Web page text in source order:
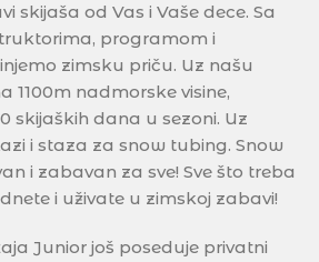
skijaša od Vas i Vaše dece. Sa
programom i
zimsku priču. Uz našu
1100m nadmorske visine,
skijaških dana u sezoni. Uz
i staza za snow tubing. Snow
i zabavan za sve! Sve što treba
i uživate u zimskoj zabavi!
Junior još poseduje privatni